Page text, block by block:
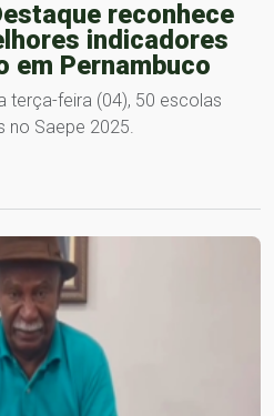
reconhece
indicadores
em Pernambuco
terça-feira (04), 50 escolas
Saepe 2025.